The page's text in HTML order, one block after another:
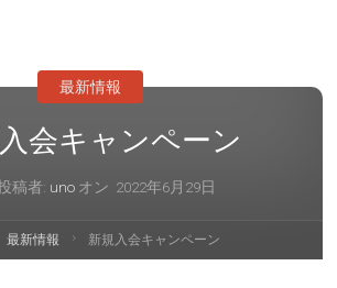
会キャンペーン
稿者: uno オン 2022年6月29日
最新情報
最新情報 新規入会キャンペーン